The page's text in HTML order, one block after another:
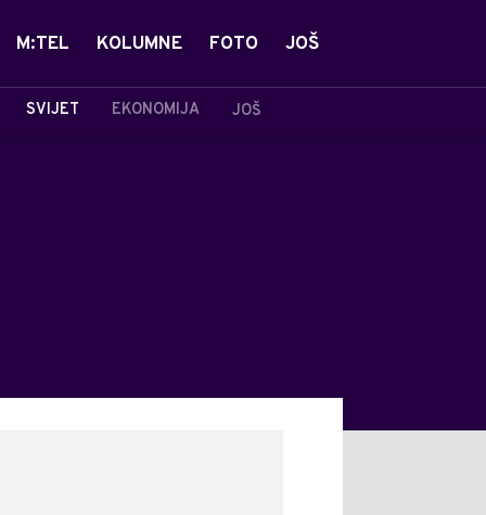
SVIJET EKONOMIJA JOŠ
M:TEL KOLUMNE FOTO JOŠ